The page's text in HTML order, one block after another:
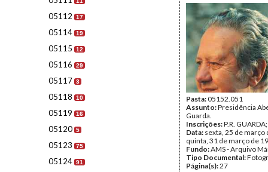
05112 17
05114 19
05115 12
05116 29
05117 3
05118 10
05119 16
05120 5
05123 75
05124 91
Pasta:05152.051
Assunto:Presidência
Guarda.
Inscrições:P.R.
Data: sexta, 25 de março
quinta, 31 de março de
Fundo:AMS - Arquivo
Tipo Documental:
Página(s):27